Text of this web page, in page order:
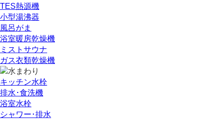
TES熱源機
小型湯沸器
風呂がま
浴室暖房乾燥機
ミストサウナ
ガス衣類乾燥機
キッチン水栓
排水･食洗機
浴室水栓
シャワー･排水